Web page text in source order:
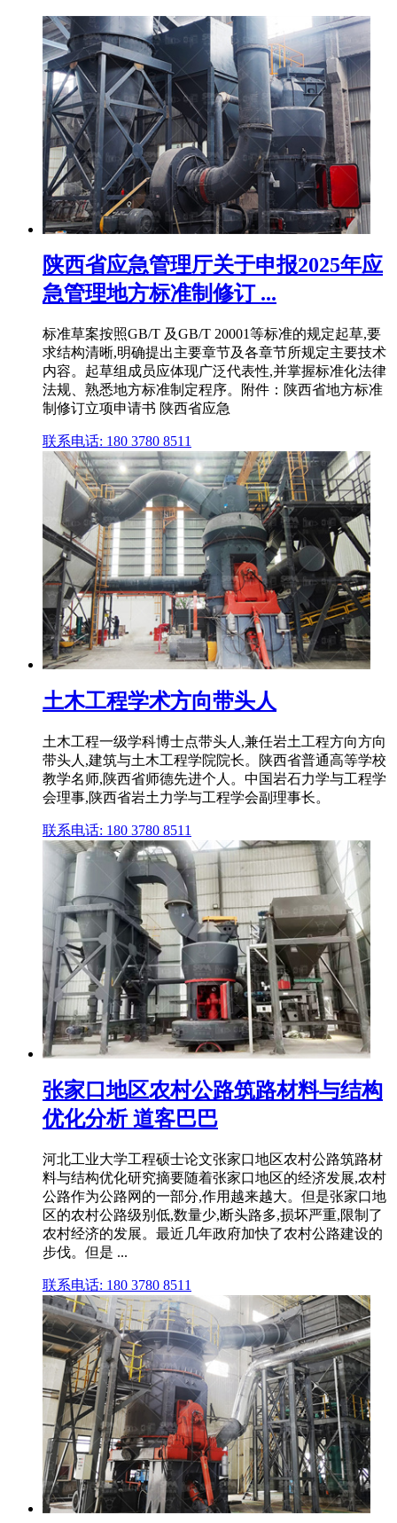
陕西省应急管理厅关于申报2025年应
急管理地方标准制修订 ...
标准草案按照GB/T 及GB/T 20001等标准的规定起草,要
求结构清晰,明确提出主要章节及各章节所规定主要技术
内容。起草组成员应体现广泛代表性,并掌握标准化法律
法规、熟悉地方标准制定程序。附件：陕西省地方标准
制修订立项申请书 陕西省应急
联系电话: 180 3780 8511
土木工程学术方向带头人
土木工程一级学科博士点带头人,兼任岩土工程方向方向
带头人,建筑与土木工程学院院长。陕西省普通高等学校
教学名师,陕西省师德先进个人。中国岩石力学与工程学
会理事,陕西省岩土力学与工程学会副理事长。
联系电话: 180 3780 8511
张家口地区农村公路筑路材料与结构
优化分析 道客巴巴
河北工业大学工程硕士论文张家口地区农村公路筑路材
料与结构优化研究摘要随着张家口地区的经济发展,农村
公路作为公路网的一部分,作用越来越大。但是张家口地
区的农村公路级别低,数量少,断头路多,损坏严重,限制了
农村经济的发展。最近几年政府加快了农村公路建设的
步伐。但是 ...
联系电话: 180 3780 8511